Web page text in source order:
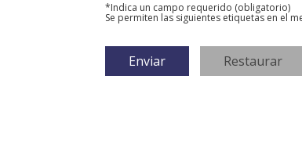
*Indica un campo requerido (obligatorio)
Se permiten las siguientes etiquetas en el